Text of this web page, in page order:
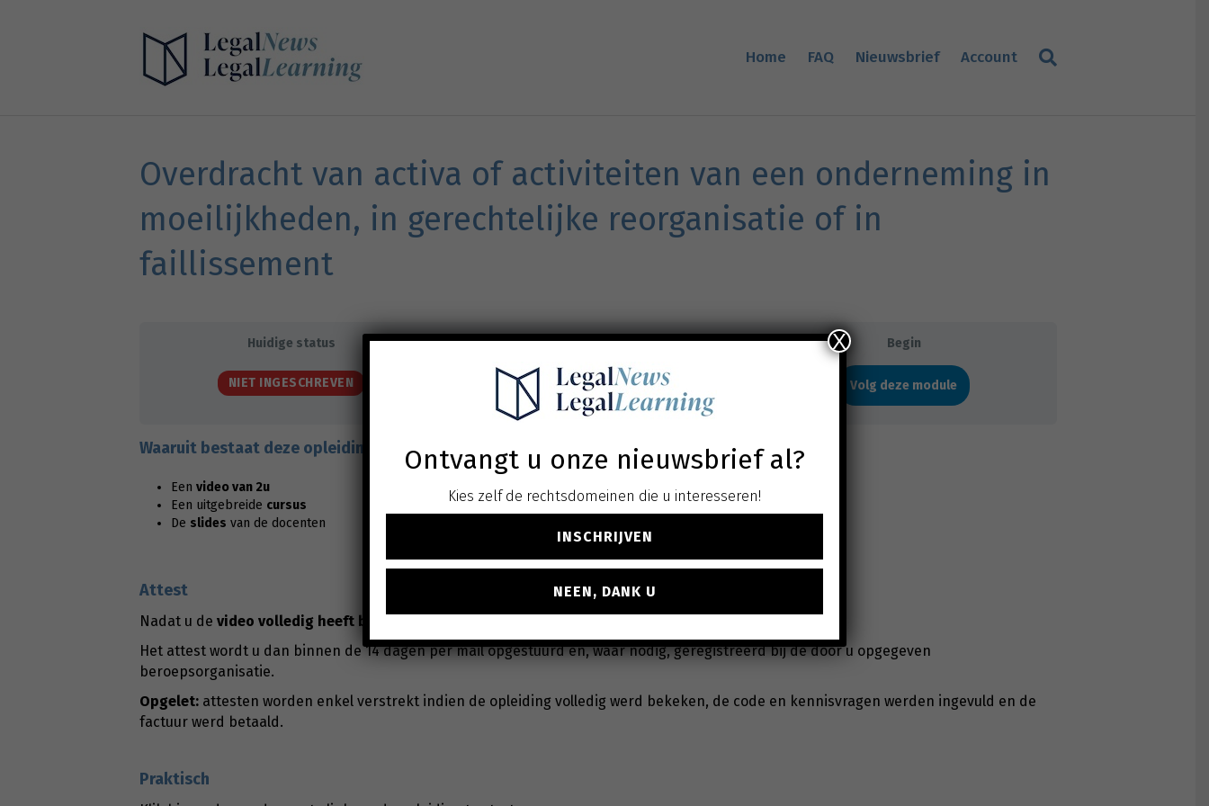
Home FAQ Nieuwsbrief Account
Overdracht van activa of activiteiten van een onderneming in
moeilijkheden, in gerechtelijke reorganisatie of in
faillissement
Huidige status
NIET INGESCHREVEN
Prijs
150
Begin
Volg deze module
Waaruit bestaat deze opleiding?
Een video van 2u
Een uitgebreide cursus
De slides van de docenten
Attest
Nadat u de video volledig heeft bekeken
Het attest wordt u dan binnen de 14 dagen per mail opgestuurd en, waar nodig, geregistreerd bij de door u opgegeven
beroepsorganisatie.
Opgelet:attesten worden enkel verstrekt indien de opleiding volledig werd bekeken, de code en kennisvragen werden ingevuld en de
factuur werd betaald.
Praktisch
Ontvangt u onze nieuwsbrief al?
Kies zelf de rechtsdomeinen die u interesseren!
INSCHRIJVEN
NEEN, DANK U
X